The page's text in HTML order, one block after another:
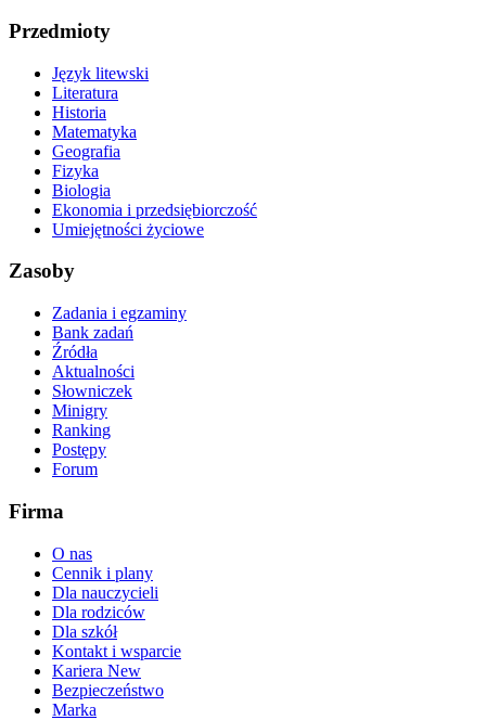
Przedmioty
Język litewski
Literatura
Historia
Matematyka
Geografia
Fizyka
Biologia
Ekonomia i przedsiębiorczość
Umiejętności życiowe
Zasoby
Zadania i egzaminy
Bank zadań
Źródła
Aktualności
Słowniczek
Minigry
Ranking
Postępy
Forum
Firma
O nas
Cennik i plany
Dla nauczycieli
Dla rodziców
Dla szkół
Kontakt i wsparcie
Kariera New
Bezpieczeństwo
Marka